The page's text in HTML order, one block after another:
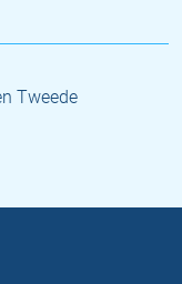
Tweede